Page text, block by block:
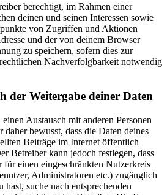
berechtigt, im Rahmen einer
deinen und seinen Interessen sowie
von Zugriffen und Aktionen
und der von deinem Browser
zu speichern, sofern dies zur
Nachverfolgbarkeit notwendig
der Weitergabe deiner Daten
Austausch mit anderen Personen
bewusst, dass die Daten deines
Beiträge im Internet öffentlich
Betreiber kann jedoch festlegen, dass
einen eingeschränkten Nutzerkreis
Administratoren etc.) zugänglich
suche nach entsprechenden